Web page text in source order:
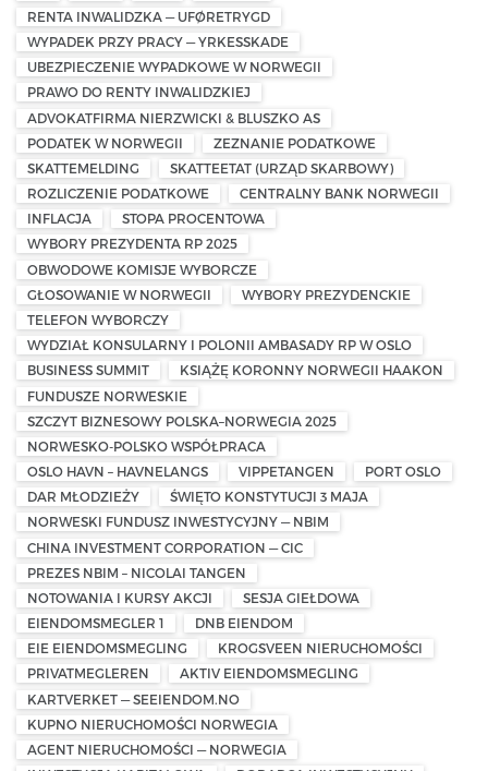
RENTA INWALIDZKA — UFØRETRYGD
WYPADEK PRZY PRACY — YRKESSKADE
UBEZPIECZENIE WYPADKOWE W NORWEGII
PRAWO DO RENTY INWALIDZKIEJ
ADVOKATFIRMA NIERZWICKI & BLUSZKO AS
PODATEK W NORWEGII
ZEZNANIE PODATKOWE
SKATTEMELDING
SKATTEETAT (URZĄD SKARBOWY)
ROZLICZENIE PODATKOWE
CENTRALNY BANK NORWEGII
INFLACJA
STOPA PROCENTOWA
WYBORY PREZYDENTA RP 2025
OBWODOWE KOMISJE WYBORCZE
GŁOSOWANIE W NORWEGII
WYBORY PREZYDENCKIE
TELEFON WYBORCZY
WYDZIAŁ KONSULARNY I POLONII AMBASADY RP W OSLO
BUSINESS SUMMIT
KSIĄŻĘ KORONNY NORWEGII HAAKON
FUNDUSZE NORWESKIE
SZCZYT BIZNESOWY POLSKA–NORWEGIA 2025
NORWESKO-POLSKO WSPÓŁPRACA
OSLO HAVN – HAVNELANGS
VIPPETANGEN
PORT OSLO
DAR MŁODZIEŻY
ŚWIĘTO KONSTYTUCJI 3 MAJA
NORWESKI FUNDUSZ INWESTYCYJNY — NBIM
CHINA INVESTMENT CORPORATION — CIC
PREZES NBIM – NICOLAI TANGEN
NOTOWANIA I KURSY AKCJI
SESJA GIEŁDOWA
EIENDOMSMEGLER 1
DNB EIENDOM
EIE EIENDOMSMEGLING
KROGSVEEN NIERUCHOMOŚCI
PRIVATMEGLEREN
AKTIV EIENDOMSMEGLING
KARTVERKET — SEEIENDOM.NO
KUPNO NIERUCHOMOŚCI NORWEGIA
AGENT NIERUCHOMOŚCI — NORWEGIA